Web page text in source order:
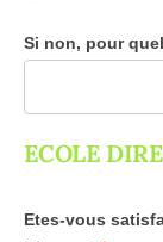
Si non, pour
ECOLE
Etes-vous